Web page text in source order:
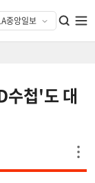
첩'도 대